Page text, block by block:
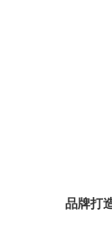
品牌打